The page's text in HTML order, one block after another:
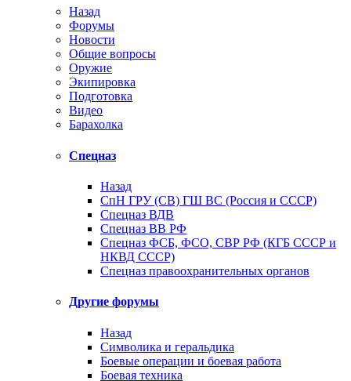
Назад
Форумы
Новости
Общие вопросы
Оружие
Экипировка
Подготовка
Видео
Барахолка
Спецназ
Назад
СпН ГРУ (СВ) ГШ ВС (Россия и СССР)
Спецназ ВДВ
Спецназ ВВ РФ
Спецназ ФСБ, ФСО, СВР РФ (КГБ СССР и
НКВД СССР)
Спецназ правоохранительных органов
Другие форумы
Назад
Символика и геральдика
Боевые операции и боевая работа
Боевая техника